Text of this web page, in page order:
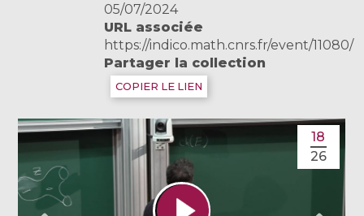
05/07/2024
URL associée
https://indico.math.cnrs.fr/event/11080/
Partager la collection
COPIER LE LIEN
18
26